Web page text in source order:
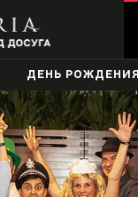
ДЕНЬ РОЖДЕНИЯ